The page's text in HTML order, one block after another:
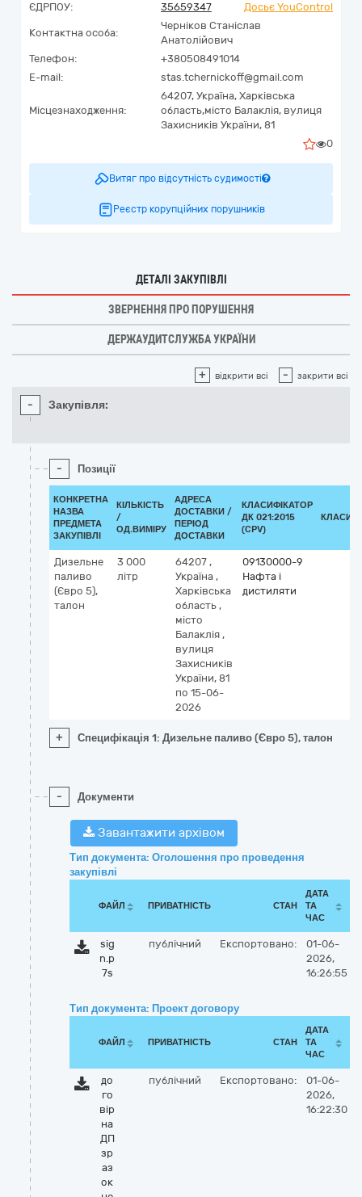
ЄДРПОУ:
35659347 Досьє YouControl
Контактна особа:
Черніков Станіслав
Анатолійович
Телефон:
+380508491014
E-mail:
stas.tchernickoff@gmail.com
Місцезнаходження:
64207, Україна, Харківська
область,місто Балаклія, вулиця
Захисників України, 81
0
Витяг про відсутність судимості
Реєстр корупційних порушників
ДЕТАЛІ ЗАКУПІВЛІ
ЗВЕРНЕННЯ ПРО ПОРУШЕННЯ
ДЕРЖАУДИТСЛУЖБА УКРАЇНИ
+ відкрити всі - закрити всі
- Закупівля:
- Позиції
КОНКРЕТНА
НАЗВА
ПРЕДМЕТА
ЗАКУПІВЛІ
КІЛЬКІСТЬ
/
ОД.ВИМІРУ
АДРЕСА
ДОСТАВКИ /
ПЕРІОД
ДОСТАВКИ
КЛАСИФІКАТОР
ДК 021:2015
(CPV)
Дизельне
паливо
(Євро 5),
талон
3 000
літр
64207 ,
Україна ,
Харківська
область ,
місто
Балаклія ,
вулиця
Захисників
України, 81
по 15-06-
2026
09130000-9
Нафта і
дистиляти
+ Специфікація 1: Дизельне паливо (Євро 5), талон
- Документи
Завантажити архівом
Тип документа: Оголошення про проведення
закупівлі
ФАЙЛ ПРИВАТНІСТЬ СТАН
ДАТА
ТА
ЧАС
sig
n.p
7s
публічний Експортовано:
01-06-
2026,
16:26:55
Тип документа: Проект договору
ФАЙЛ ПРИВАТНІСТЬ СТАН
ДАТА
ТА
ЧАС
до
го
вір
на
ДП
зр
аз
ок
публічний Експортовано:
01-06-
2026,
16:22:30